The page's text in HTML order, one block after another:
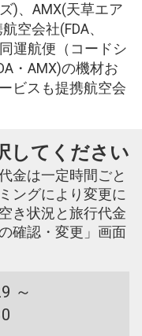
)、AMX(天草エア
空会社(FDA、
運航便（コードシ
・AMX)の機材お
ビスも提携航空会
してください
金は一定時間ごと
ングにより変更に
き状況と旅行代金
確認・変更」画面
～